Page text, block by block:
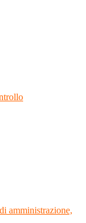
amministrazione,